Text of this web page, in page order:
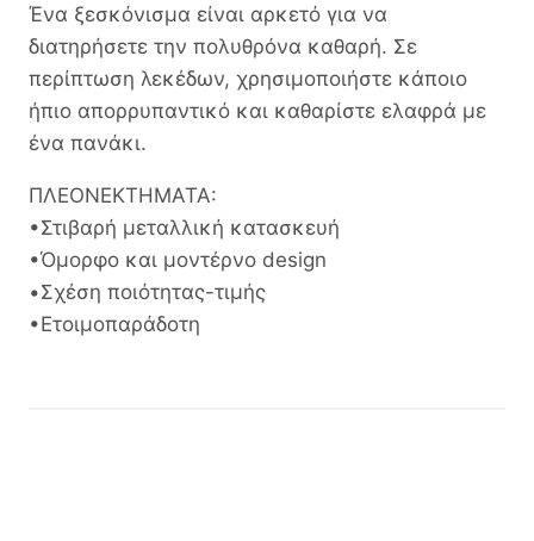
Ένα ξεσκόνισμα είναι αρκετό για να
διατηρήσετε την πολυθρόνα καθαρή. Σε
περίπτωση λεκέδων, χρησιμοποιήστε κάποιο
ήπιο απορρυπαντικό και καθαρίστε ελαφρά με
ένα πανάκι.
ΠΛΕΟΝΕΚΤΗΜΑΤΑ:
•Στιβαρή μεταλλική κατασκευή
•Όμορφο και μοντέρνο design
•Σχέση ποιότητας-τιμής
•Ετοιμοπαράδοτη